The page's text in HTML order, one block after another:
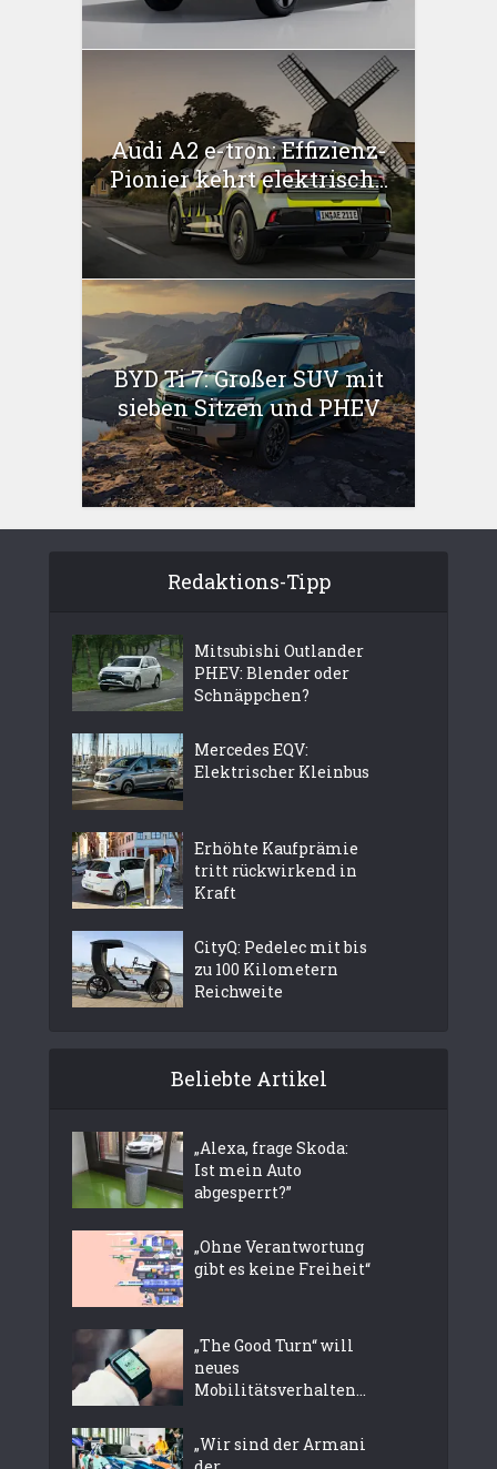
Audi A2 e-tron: Effizienz-
Pionier kehrt elektrisch...
BYD Ti 7: Großer SUV mit
sieben Sitzen und PHEV
Redaktions-Tipp
Mitsubishi Outlander
PHEV: Blender oder
Schnäppchen?
Mercedes EQV:
Elektrischer Kleinbus
Erhöhte Kaufprämie
tritt rückwirkend in
Kraft
CityQ: Pedelec mit bis
zu 100 Kilometern
Reichweite
Beliebte Artikel
„Alexa, frage Skoda:
Ist mein Auto
abgesperrt?”
„Ohne Verantwortung
gibt es keine Freiheit“
„The Good Turn“ will
neues
Mobilitätsverhalten...
„Wir sind der Armani